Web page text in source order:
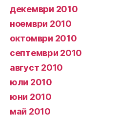
декември 2010
ноември 2010
октомври 2010
септември 2010
август 2010
юли 2010
юни 2010
май 2010